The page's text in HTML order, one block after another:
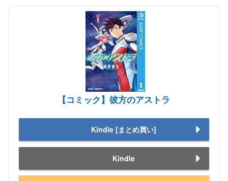
【コミック】彼方のアストラ
Kindle [まとめ買い]
Kindle